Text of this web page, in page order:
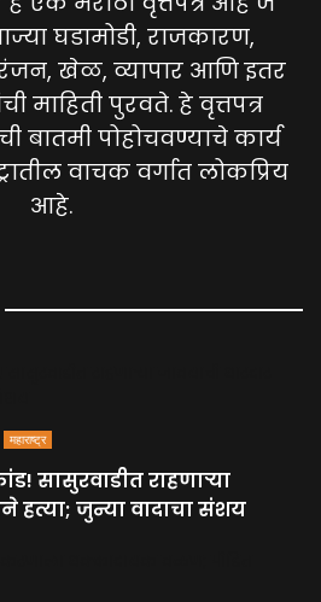
घडामोडी, राजकारण,
खेळ, व्यापार आणि इतर
माहिती पुरवते. हे वृत्तपत्र
बातमी पोहोचवण्याचे कार्य
वाचक वर्गात लोकप्रिय
आहे.
महाराष्ट्र
सासुरवाडीत राहणाऱ्या
हत्या; जुन्या वादाचा संशय